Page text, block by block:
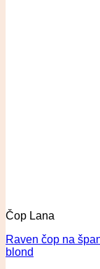
Čop Lana
Raven čop na
blond